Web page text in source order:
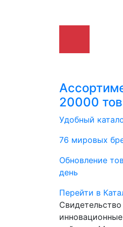
20000
Удобный
76 мировых
Обновление
день
Перейти в